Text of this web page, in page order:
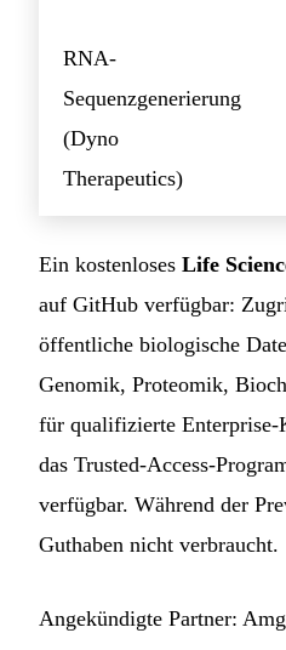
RNA-
Sequenzgenerierung
(Dyno
Therapeutics)
Ein kostenloses Life
auf GitHub verfügbar:
öffentliche biologische
Genomik, Proteomik,
für qualifizierte Enterprise-
das Trusted-Access-
verfügbar. Während der
Guthaben nicht verbraucht.
Angekündigte Partner: